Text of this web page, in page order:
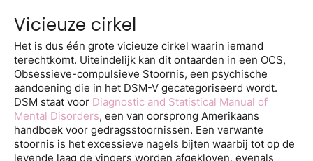
Vicieuze cirkel
Het is dus één grote vicieuze cirkel waarin iemand
terechtkomt. Uiteindelijk kan dit ontaarden in een OCS,
Obsessieve-compulsieve Stoornis, een psychische
aandoening die in het DSM-V gecategoriseerd wordt.
DSM staat voor Diagnostic and Statistical Manual of
Mental Disorders, een van oorsprong Amerikaans
handboek voor gedragsstoornissen. Een verwante
stoornis is het excessieve nagels bijten waarbij tot op de
levende laag de vingers worden afgekloven, evenals